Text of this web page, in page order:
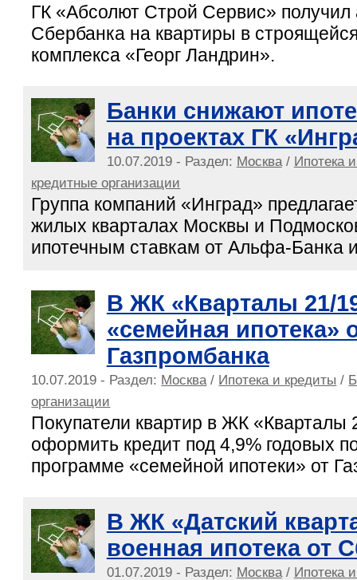
ГК «Абсолют Строй Сервис» получил
Сбербанка на квартиры в
комплекса «Георг Ландрин».
Банки снижают
на проектах ГК
10.07.2019 - Раздел: Москва/ Ипотека
кредитные организации
Группа компаний «Инград»
жилых кварталах Москвы и
ипотечным ставкам от Альфа-
В ЖК «Кварталы 21/
«семейная ипотека»
Газпромбанка
10.07.2019 - Раздел: Москва / Ипотека и кредиты /
организации
Покупатели квартир в ЖК «Кварталы
оформить кредит под 4,9% годовых
программе «семейной ипотеки» от
В ЖК «Датский
военная ипотека от
01.07.2019 - Раздел: Москва/ Ипотека